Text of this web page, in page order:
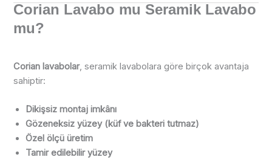
Corian Lavabo mu Seramik Lavabo
mu?
Corian lavabolar, seramik lavabolara göre birçok avantaja
sahiptir:
Dikişsiz montaj imkânı
Gözeneksiz yüzey (küf ve bakteri tutmaz)
Özel ölçü üretim
Tamir edilebilir yüzey